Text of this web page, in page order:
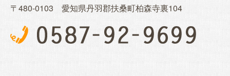
〒480-0103 愛知県丹羽郡扶桑町柏森寺裏104